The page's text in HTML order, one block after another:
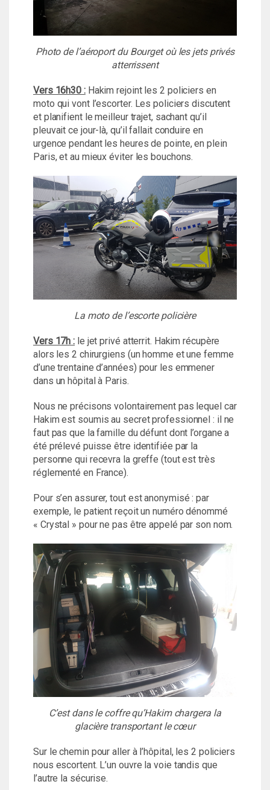
Photo de l’aéroport du Bourget où les jets privés
atterrissent
Vers 16h30 :Hakim rejoint les 2 policiers en
moto qui vont l’escorter. Les policiers discutent
et planifient le meilleur trajet, sachant qu’il
pleuvait ce jour-là, qu’il fallait conduire en
urgence pendant les heures de pointe, en plein
Paris, et au mieux éviter les bouchons.
La moto de l’escorte policière
Vers 17h : le jet privé atterrit. Hakim récupère
alors les 2 chirurgiens (un homme et une femme
d’une trentaine d’années) pour les emmener
dans un hôpital à Paris.
Nous ne précisons volontairement pas lequel car
Hakim est soumis au secret professionnel : il ne
faut pas que la famille du défunt dont l’organe a
été prélevé puisse être identifiée par la
personne qui recevra la greffe (tout est très
réglementé en France).
Pour s’en assurer, tout est anonymisé : par
exemple, le patient reçoit un numéro dénommé
« Crystal » pour ne pas être appelé par son nom.
C’est dans le coffre qu’Hakim chargera la
glacière transportant le cœur
Sur le chemin pour aller à l’hôpital, les 2 policiers
nous escortent. L’un ouvre la voie tandis que
l’autre la sécurise.